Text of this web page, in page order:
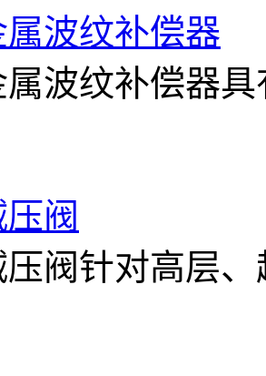
属波纹补偿器
属波纹补偿器
阀
阀针对高层